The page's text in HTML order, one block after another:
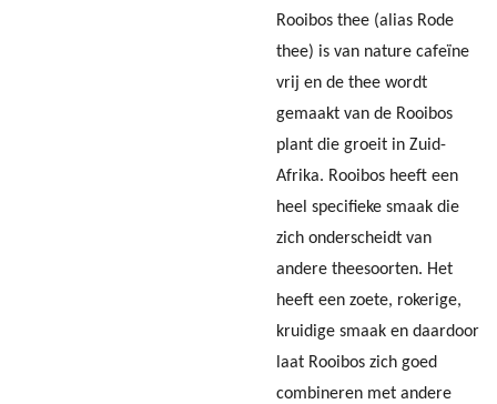
Rooibos thee (alias Rode
thee) is van nature cafeïne
vrij en de thee wordt
gemaakt van de Rooibos
plant die groeit in Zuid-
Afrika. Rooibos heeft een
heel specifieke smaak die
zich onderscheidt van
andere theesoorten. Het
heeft een zoete, rokerige,
kruidige smaak en daardoor
laat Rooibos zich goed
combineren met andere